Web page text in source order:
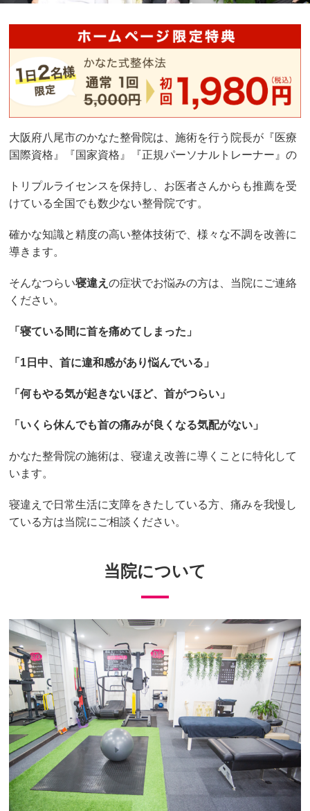
大阪府八尾市のかなた整骨院は、施術を行う院長が『医療
国際資格』『国家資格』『正規パーソナルトレーナー』の
トリプルライセンスを保持し、お医者さんからも推薦を受
けている全国でも数少ない整骨院です。
確かな知識と精度の高い整体技術で、様々な不調を改善に
導きます。
そんなつらい寝違えの症状でお悩みの方は、当院にご連絡
ください。
「寝ている間に首を痛めてしまった」
「1日中、首に違和感があり悩んでいる」
「何もやる気が起きないほど、首がつらい」
「いくら休んでも首の痛みが良くなる気配がない」
かなた整骨院の施術は、寝違え改善に導くことに特化して
います。
寝違えで日常生活に支障をきたしている方、痛みを我慢し
ている方は当院にご相談ください。
当院について